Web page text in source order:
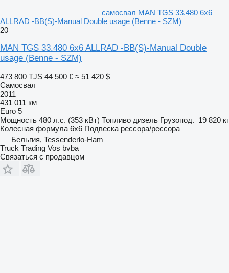
самосвал MAN TGS 33.480 6x6
ALLRAD -BB(S)-Manual Double usage (Benne - SZM)
20
MAN TGS 33.480 6x6 ALLRAD -BB(S)-Manual Double
usage (Benne - SZM)
473 800 TJS 44 500 € ≈ 51 420 $
Самосвал
2011
431 011 км
Euro 5
Мощность 480 л.с. (353 кВт) Топливо дизель Грузопод. 19 820 кг
Колесная формула 6x6 Подвеска рессора/рессора
Бельгия, Tessenderlo-Ham
Truck Trading Vos bvba
Связаться с продавцом